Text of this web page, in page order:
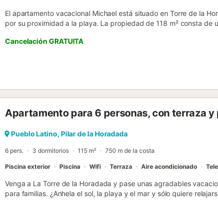
El apartamento vacacional Michael está situado en Torre de la
por su proximidad a la playa. La propiedad de 118 m² consta de
personas. Los servicios adicionales incluyen Wi-Fi de alta
TV con servicios de streaming y canales internacionales, aire
propiedad está ubicada en cerca de la playa (250 m). Centro
Hay una plaza de aparcamiento disponible en la propiedad y
Cancelación GRATUITA
Apartamento para 6 personas, con terraza y
Pueblo Latino, Pilar de la Horadada
6 pers. 3 dormitorios 115 m² 750 m de la costa
Piscina exterior Piscina Wifi Terraza Aire acondicionado
Venga a La Torre de la Horadada y pase unas agradables
para familias. ¿Anhela el sol, la playa y el mar y sólo quiere
buen mobiliario y equipamiento en esta acogedora casa. Los